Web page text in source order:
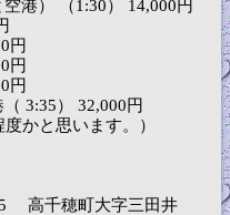
港） （1:30） 14,000円
円
円
円
3:35） 32,000円
かと思います。）
高千穂町大字三田井